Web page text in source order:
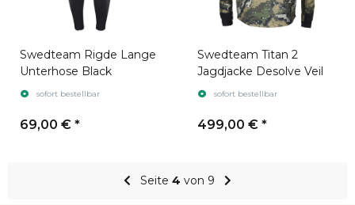
Swedteam Rigde Lange
Unterhose Black
sofort bestellbar
69,00 € *
Swedteam Titan 2
Jagdjacke Desolve Veil
sofort bestellbar
499,00 € *
Seite 4 von 9